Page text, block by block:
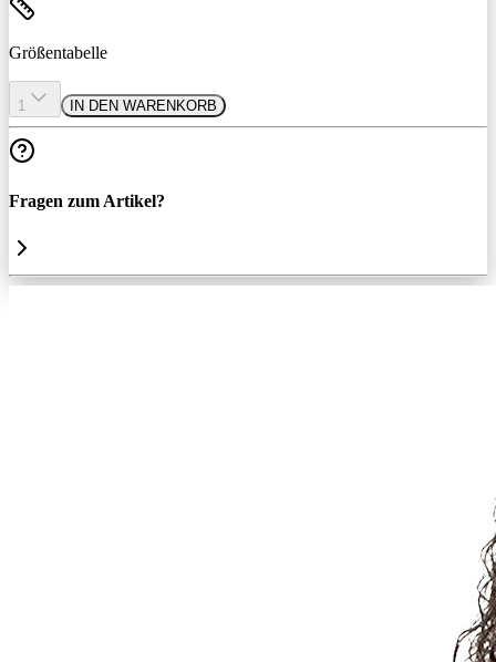
Größentabelle
1 IN DEN WARENKORB
Fragen zum Artikel?